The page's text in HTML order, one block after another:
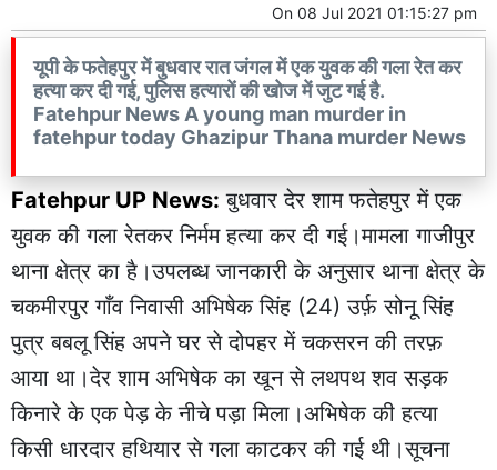
On 08 Jul 2021 01:15:27 pm
यूपी के फतेहपुर में बुधवार रात जंगल में एक युवक की गला रेत कर
हत्या कर दी गई, पुलिस हत्यारों की खोज में जुट गई है.
Fatehpur News A young man murder in
fatehpur today Ghazipur Thana murder News
Fatehpur UP News: बुधवार देर शाम फतेहपुर में एक
युवक की गला रेतकर निर्मम हत्या कर दी गई।मामला गाजीपुर
थाना क्षेत्र का है।उपलब्ध जानकारी के अनुसार थाना क्षेत्र के
चकमीरपुर गाँव निवासी अभिषेक सिंह (24) उर्फ़ सोनू सिंह
पुत्र बबलू सिंह अपने घर से दोपहर में चकसरन की तरफ़
आया था।देर शाम अभिषेक का खून से लथपथ शव सड़क
किनारे के एक पेड़ के नीचे पड़ा मिला।अभिषेक की हत्या
किसी धारदार हथियार से गला काटकर की गई थी।सूचना